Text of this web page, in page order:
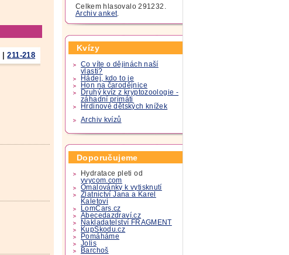
|211-218
Celkem hlasovalo 291232.
Archiv anket.
Kvízy
Co víte o dějinách naší
vlasti?
Hádej, kdo to je
Hon na čarodějnice
Druhý kvíz z kryptozoologie -
záhadní primáti
Hrdinové dětských knížek
Archiv kvízů
Doporučujeme
Hydratace pleti od
yvycom.com
Omalovánky k vytisknutí
Zlatnictví Jana a Karel
Kaletovi
LomCars.cz
Abecedazdraví.cz
Nakladatelství FRAGMENT
KupSkodu.cz
Pomáháme
Jolis
Barchoš